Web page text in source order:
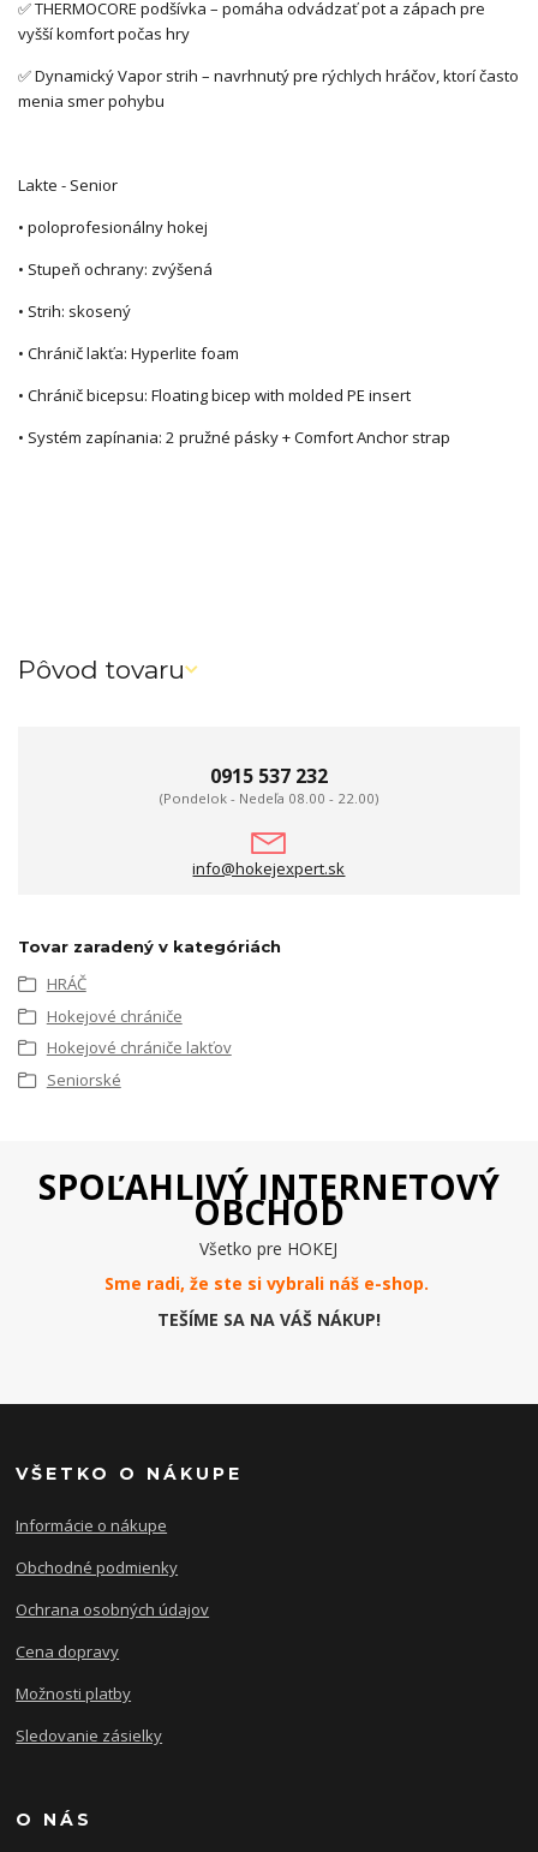
✅ THERMOCORE podšívka – pomáha odvádzať pot a zápach pre
vyšší komfort počas hry
✅ Dynamický Vapor strih – navrhnutý pre rýchlych hráčov, ktorí často
menia smer pohybu
Lakte - Senior
• poloprofesionálny hokej
• Stupeň ochrany: zvýšená
• Strih: skosený
• Chránič lakťa: Hyperlite foam
• Chránič bicepsu: Floating bicep with molded PE insert
• Systém zapínania: 2 pružné pásky + Comfort Anchor strap
Pôvod tovaru
0915 537 232
(Pondelok - Nedeľa 08.00 - 22.00)
info@hokejexpert.sk
Tovar zaradený v kategóriách
HRÁČ
Hokejové chrániče
Hokejové chrániče lakťov
Seniorské
SPOĽAHLIVÝ INTERNETOVÝ
OBCHOD
Všetko pre HOKEJ
Sme radi, že ste si vybrali náš e-shop.
TEŠÍME SA NA VÁŠ NÁKUP!
VŠETKO O NÁKUPE
Informácie o nákupe
Obchodné podmienky
Ochrana osobných údajov
Cena dopravy
Možnosti platby
Sledovanie zásielky
O NÁS